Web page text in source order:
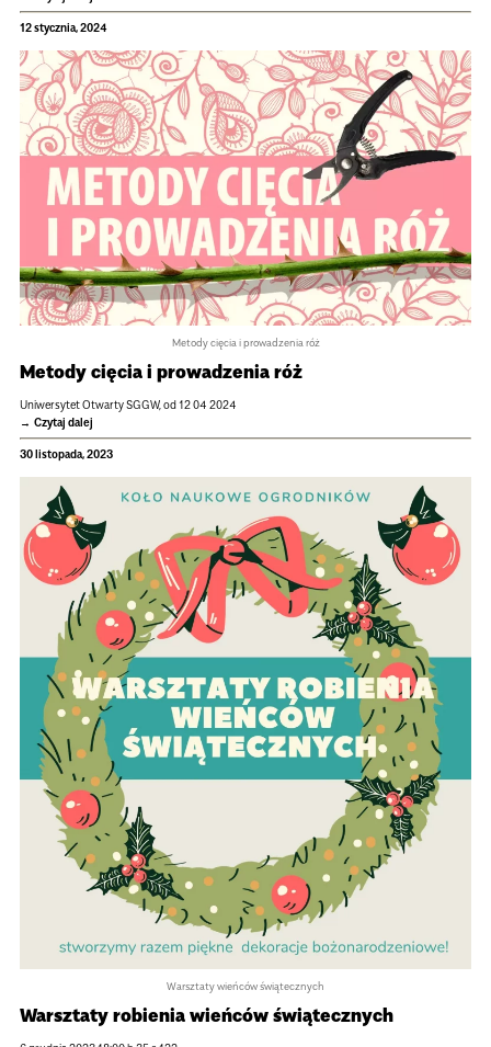
12 stycznia, 2024
Metody cię­cia i pro­wa­dze­nia róż
Metody cię­cia i pro­wa­dze­nia róż
Uni­wer­sy­tet Otwarty SGGW, od 12 04 2024
Czytaj dalej
30 listopada, 2023
Warsztaty wieńców świątecznych
Warsz­taty robie­nia wień­ców świą­tecz­nych